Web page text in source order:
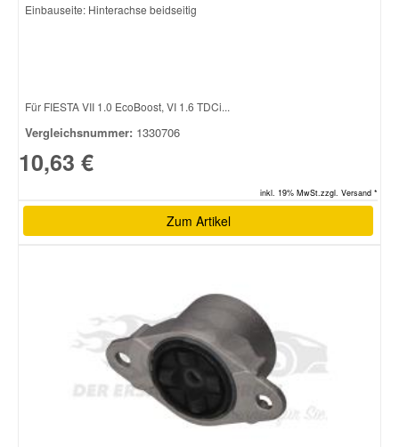
Einbauseite: Hinterachse beidseitig
Für FIESTA VII 1.0 EcoBoost, VI 1.6 TDCi...
Vergleichsnummer: 1330706
10,63 €
inkl. 19% MwSt.zzgl. Versand *
Zum Artikel